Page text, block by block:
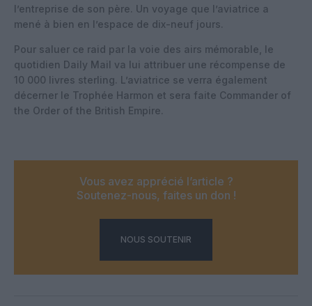
l’entreprise de son père. Un voyage que l’aviatrice a
mené à bien en l’espace de dix-neuf jours.
Pour saluer ce raid par la voie des airs mémorable, le
quotidien Daily Mail va lui attribuer une récompense de
10 000 livres sterling. L’aviatrice se verra également
décerner le Trophée Harmon et sera faite Commander of
the Order of the British Empire.
Vous avez apprécié l’article ?
Soutenez-nous, faites un don !
NOUS SOUTENIR